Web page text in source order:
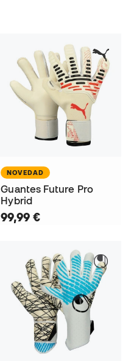
NOVEDAD
Guantes Future Pro
Hybrid
99,99 €